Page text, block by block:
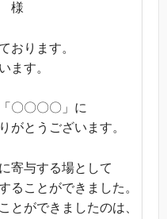
様
おります。
ます。
〇〇〇〇」に
がとうございます。
寄与する場として
ることができました。
とができましたのは、